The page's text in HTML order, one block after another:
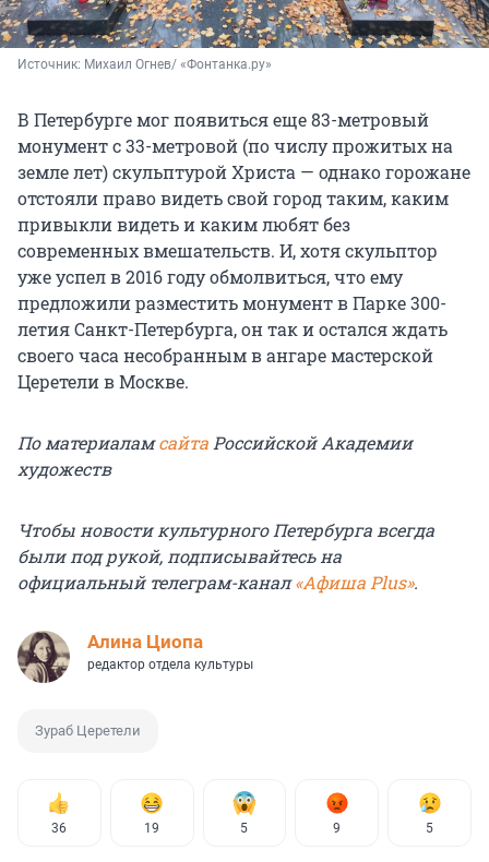
Источник: Михаил Огнев/ «Фонтанка.ру»
В Петербурге мог появиться еще 83-метровый
монумент с 33-метровой (по числу прожитых на
земле лет) скульптурой Христа — однако горожане
отстояли право видеть свой город таким, каким
привыкли видеть и каким любят без
современных вмешательств. И, хотя скульптор
уже успел в 2016 году обмолвиться, что ему
предложили разместить монумент в Парке 300-
летия Санкт-Петербурга, он так и остался ждать
своего часа несобранным в ангаре мастерской
Церетели в Москве.
По материаламсайта Российской Академии
художеств
Чтобы новости культурного Петербурга всегда
были под рукой, подписывайтесь на
официальный телеграм-канал«Афиша Plus».
Алина Циопа
редактор отдела культуры
Зураб Церетели
36 19 5 9 5